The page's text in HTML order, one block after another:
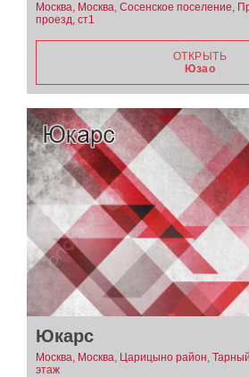
Москва, Москва, Сосенское поселение,
проезд, ст1
ОТКРЫТЬ
Юзао
Юкарс
Москва, Москва, Царицыно район,
этаж